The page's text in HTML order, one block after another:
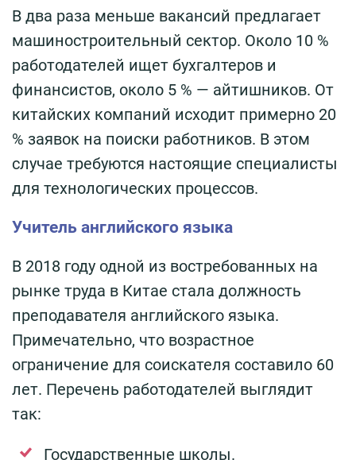
В два раза меньше вакансий предлагает
машиностроительный сектор. Около 10 %
работодателей ищет бухгалтеров и
финансистов, около 5 % — айтишников. От
китайских компаний исходит примерно 20
% заявок на поиски работников. В этом
случае требуются настоящие специалисты
для технологических процессов.
Учитель английского языка
В 2018 году одной из востребованных на
рынке труда в Китае стала должность
преподавателя английского языка.
Примечательно, что возрастное
ограничение для соискателя составило 60
лет. Перечень работодателей выглядит
так:
Государственные школы.